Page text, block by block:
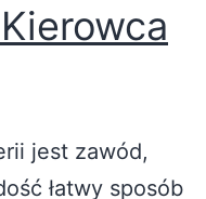
jest zawód,
łatwy sposób